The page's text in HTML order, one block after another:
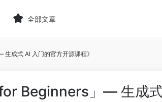
全部文章
成式 AI 入门的官方开源课程》
Beginners」— 生成